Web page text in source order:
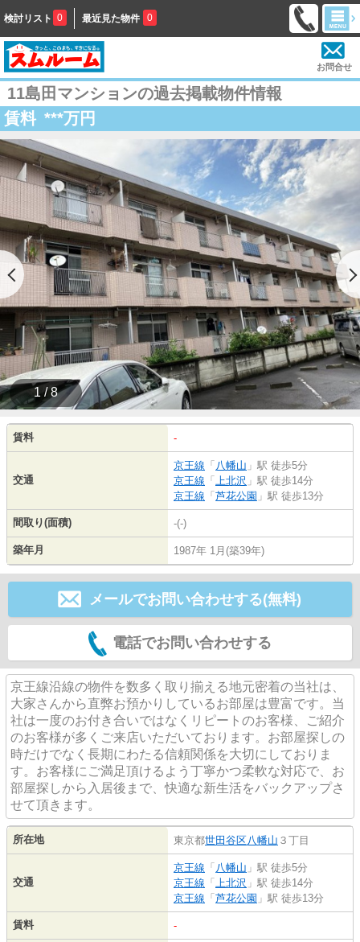
検討リスト 0 最近見た物件 0
お問合せ
11島田マンションの過去掲載物件情報
賃料 ***万円
1 / 8
賃料 -
交通
京王線 「 八幡山 」駅 徒歩5分
京王線 「 上北沢 」駅 徒歩14分
京王線 「 芦花公園 」駅 徒歩13分
間取り(面積) -(-)
築年月 1987年 1月(築39年)
メールでお問い合わせする(無料)
電話でお問い合わせする
京王線沿線の物件を数多く取り揃える地元密着の当社は、
大家さんから直弊お預かりしているお部屋は豊富です。当
社は一度のお付き合いではなくリピートのお客様、ご紹介
のお客様が多くご来店いただいております。お部屋探しの
時だけでなく長期にわたる信頼関係を大切にしておりま
す。お客様にご満足頂けるよう丁寧かつ柔軟な対応で、お
部屋探しから入居後まで、快適な新生活をバックアップさ
せて頂きます。
所在地 東京都世田谷区八幡山 ３丁目
交通
京王線 「 八幡山 」駅 徒歩5分
京王線 「 上北沢 」駅 徒歩14分
京王線 「 芦花公園 」駅 徒歩13分
賃料 -